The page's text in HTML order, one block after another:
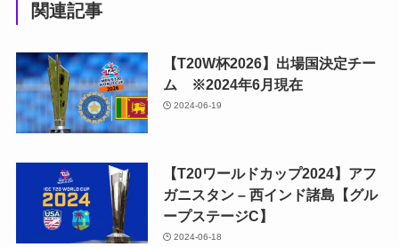
関連記事
【T20W杯2026】出場国決定チー
ム ※2024年6月現在
2024-06-19
【T20ワールドカップ2024】アフ
ガニスタン – 西インド諸島【グル
ープステージC】
2024-06-18